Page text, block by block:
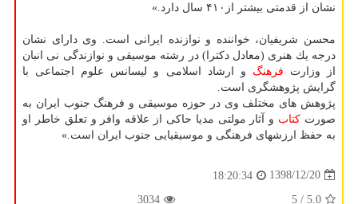
نشان از قدمتی بیشتر از۴۱۰ سال دارد.»
محسن شریفیان، خواننده و نوازنده ایرانی است. وی دارای نشان
درجه یك هنری (معادل دكترا) در رشته موسیقی و نوازندگی نی انبان
از وزارت فرهنگ و ارشاد اسلامی و لیسانس علوم اجتماعی با
گرایش پژوهشگری است.
پژوهش های مختلف وی در حوزه موسیقی و فرهنگ جنوب ایران به
صورت كتاب و آثار مولتی مدیا حاكی از علاقه وافر و تعلق خاطر او
به حفظ ارزشهای فرهنگی و موسیقیایی جنوب ایران است.»
1398/12/20
18:20:34
5.0
/ 5
3034